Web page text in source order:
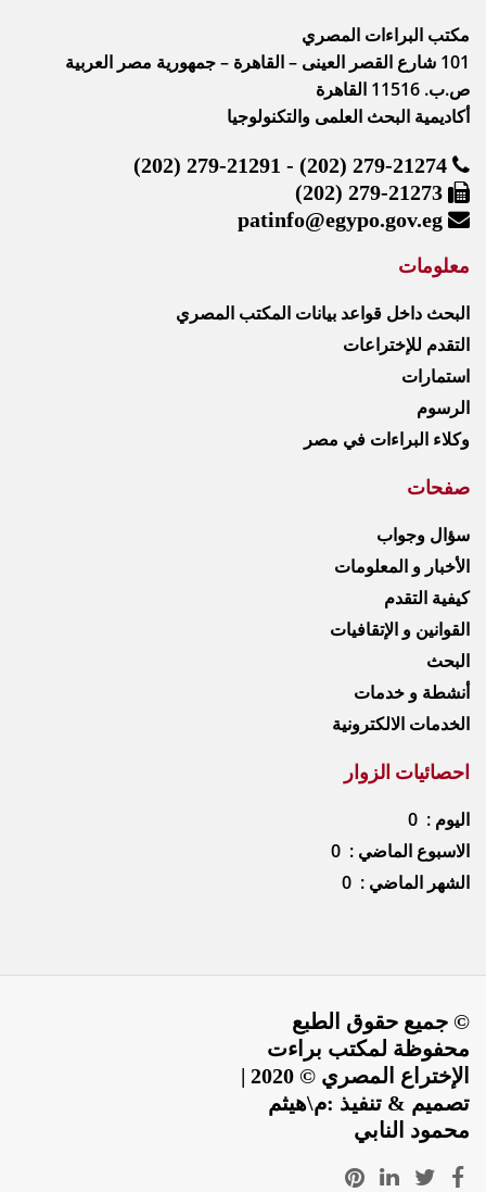
مكتب البراءات المصري
101 شارع القصر العينى – القاهرة – جمهورية مصر العربية
ص.ب. 11516 القاهرة
أكاديمية البحث العلمى والتكنولوجيا
(202) 279-21291 - (202) 279-21274
(202) 279-21273
patinfo@egypo.gov.eg
معلومات
البحث داخل قواعد بيانات المكتب المصري
التقدم للإختراعات
استمارات
الرسوم
وكلاء البراءات في مصر
صفحات
سؤال وجواب
الأخبار و المعلومات
كيفية التقدم
القوانين و الإتقافيات
البحث
أنشطة و خدمات
الخدمات الالكترونية
احصائيات الزوار
اليوم : 0
الاسبوع الماضي : 0
الشهر الماضي : 0
© جميع حقوق الطبع
محفوظة لمكتب براءت
الإختراع المصري © 2020 |
تصميم & تنفيذ :م\هيثم
محمود النابي